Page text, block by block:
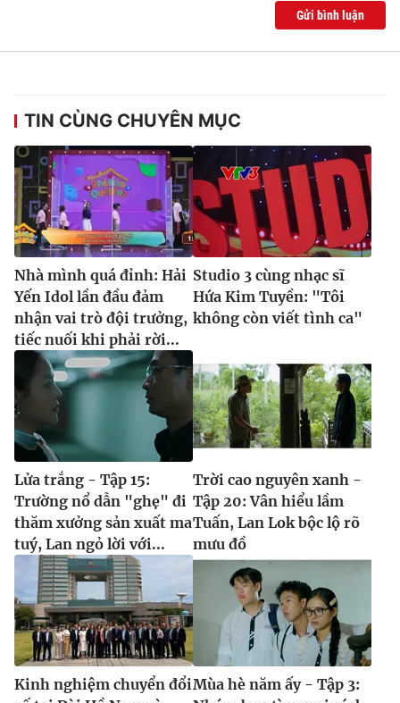
Gửi bình luận
TIN CÙNG CHUYÊN MỤC
Nhà mình quá đỉnh: Hải
Yến Idol lần đầu đảm
nhận vai trò đội trưởng,
tiếc nuối khi phải rời...
Studio 3 cùng nhạc sĩ
Hứa Kim Tuyền: "Tôi
không còn viết tình ca"
Lửa trắng - Tập 15:
Trường nổ dẫn "ghẹ" đi
thăm xưởng sản xuất ma
tuý, Lan ngỏ lời với...
Trời cao nguyên xanh -
Tập 20: Vân hiểu lầm
Tuấn, Lan Lok bộc lộ rõ
mưu đồ
Kinh nghiệm chuyển đổiMùa hè năm ấy - Tập 3: